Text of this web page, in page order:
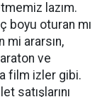
lazım.
boyu oturan mı
mi ararsın,
ve
film izler gibi.
satışlarını